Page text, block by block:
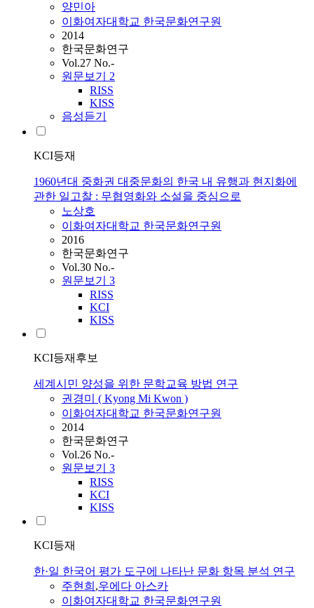
양민아
이화여자대학교 한국문화연구원
2014
한국문화연구
Vol.27 No.-
원문보기 2
RISS
KISS
음성듣기
KCI등재
1960년대 중화권 대중문화의 한국 내 유행과 현지화에
관한 일고찰 : 무협영화와 소설을 중심으로
노상호
이화여자대학교 한국문화연구원
2016
한국문화연구
Vol.30 No.-
원문보기 3
RISS
KCI
KISS
KCI등재후보
세계시민 양성을 위한 문학교육 방법 연구
권경미 ( Kyong Mi Kwon )
이화여자대학교 한국문화연구원
2014
한국문화연구
Vol.26 No.-
원문보기 3
RISS
KCI
KISS
KCI등재
한·일 한국어 평가 도구에 나타난 문화 항목 분석 연구
주현희 ,우에다 아스카
이화여자대학교 한국문화연구원